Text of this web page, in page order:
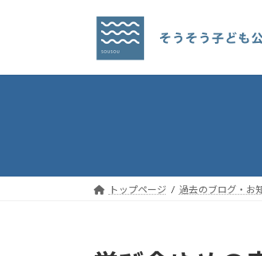
プ
動
トップページ 過去のブログ・お